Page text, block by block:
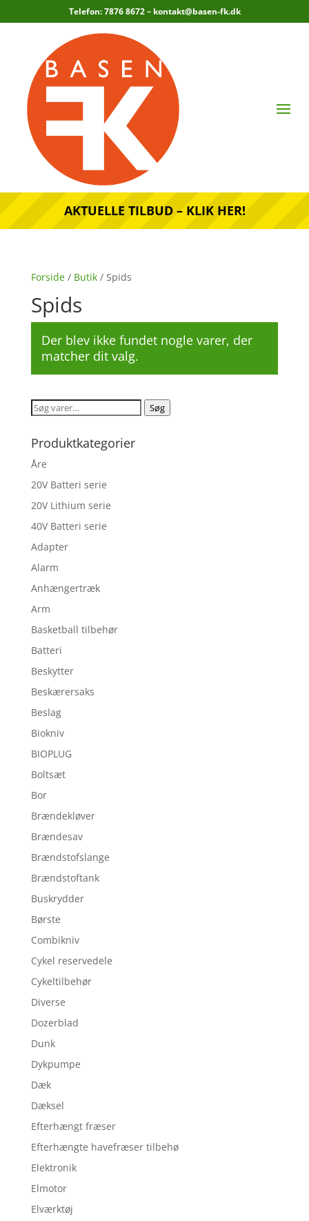
Telefon: 7876 8672 – kontakt@basen-fk.dk
AKTUELLE TILBUD – KLIK HER!
Forside/ Butik/ Spids
Spids
Der blev ikke fundet nogle varer, der
matcher dit valg.
Søg
Søg
Produktkategorier
Åre
20V Batteri serie
20V Lithium serie
40V Batteri serie
Adapter
Alarm
Anhængertræk
Arm
Basketball tilbehør
Batteri
Beskytter
Beskærersaks
Beslag
Biokniv
BIOPLUG
Boltsæt
Bor
Brændekløver
Brændesav
Brændstofslange
Brændstoftank
Buskrydder
Børste
Combikniv
Cykel reservedele
Cykeltilbehør
Diverse
Dozerblad
Dunk
Dykpumpe
Dæk
Dæksel
Efterhængt fræser
Efterhængte havefræser tilbehø
Elektronik
Elmotor
Elværktøj